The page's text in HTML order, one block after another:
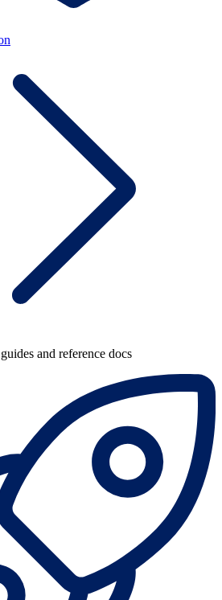
and reference docs